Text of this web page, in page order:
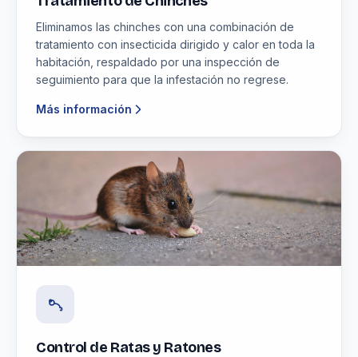
Eliminamos las chinches con una combinación de
tratamiento con insecticida dirigido y calor en toda la
habitación, respaldado por una inspección de
seguimiento para que la infestación no regrese.
Más información
Control de Ratas y Ratones